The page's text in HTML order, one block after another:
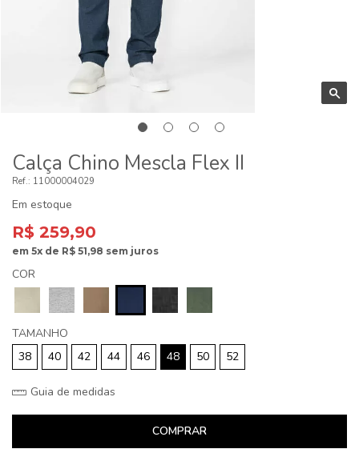
Calça Chino Mescla Flex II
11000004029
Em estoque
R$ 259,90
em 5x de R$ 51,98 sem juros
COR
TAMANHO
38
40 42 44 46 48 50 52
Guia de medidas
COMPRAR